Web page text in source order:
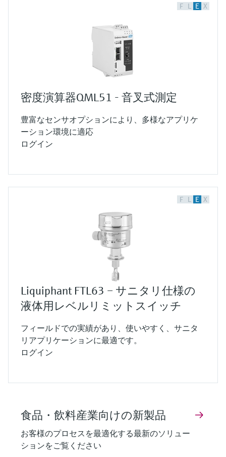
F L E X
密度演算器QML51 - 音叉式測定
豊富なセンサオプションにより、多様なアプリケ
ーション環境に適応
ログイン
F L E X
Liquiphant FTL63 – サニタリ仕様の
液体用レベルリミットスイッチ
フィールドでの実績があり、使いやすく、サニタ
リアプリケーションに最適です。
ログイン
食品・飲料産業向けの新製品
お客様のプロセスを最適化する最新のソリュー
ションをご覧ください